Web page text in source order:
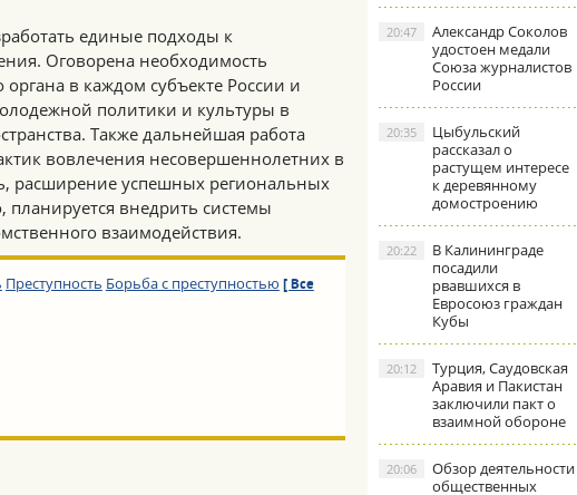
единые подходы к
Оговорена необходимость
в каждом субъекте России и
политики и культуры в
Также дальнейшая работа
вовлечения несовершеннолетних в
расширение успешных региональных
планируется внедрить системы
взаимодействия.
Преступность Борьба с преступностью [ Все
Александр Соколов
удостоен медали
Союза журналистов
России
20:47
Цыбульский
рассказал о
растущем интересе
к деревянному
домостроению
20:35
В Калининграде
посадили
рвавшихся в
Евросоюз граждан
Кубы
20:22
Турция, Саудовская
Аравия и Пакистан
заключили пакт о
взаимной обороне
20:12
Обзор деятельности
общественных
20:06